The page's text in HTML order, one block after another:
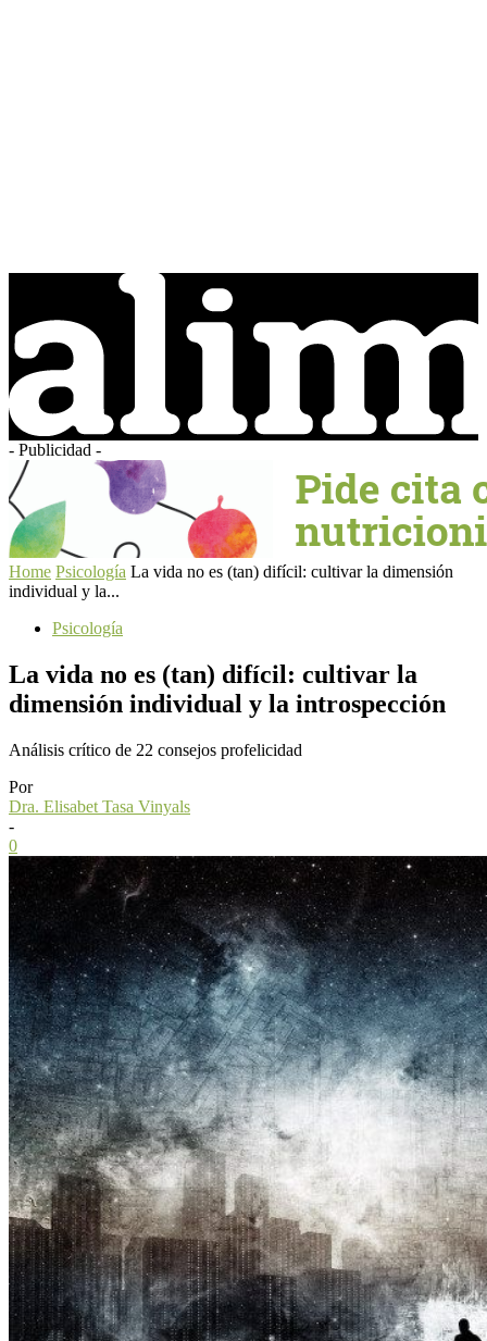
- Publicidad -
Home Psicología La vida no es (tan) difícil: cultivar la dimensión
individual y la...
Psicología
La vida no es (tan) difícil: cultivar la
dimensión individual y la introspección
Análisis crítico de 22 consejos profelicidad
Por
Dra. Elisabet Tasa Vinyals
-
0